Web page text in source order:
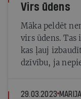
Virs ūdens
Māka peldēt
virs ūdens. Tas
kas ļauj
dzīvību, ja
29.03.2023